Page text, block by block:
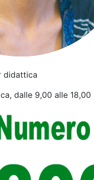
didattica
dalle 9,00 alle 18,00